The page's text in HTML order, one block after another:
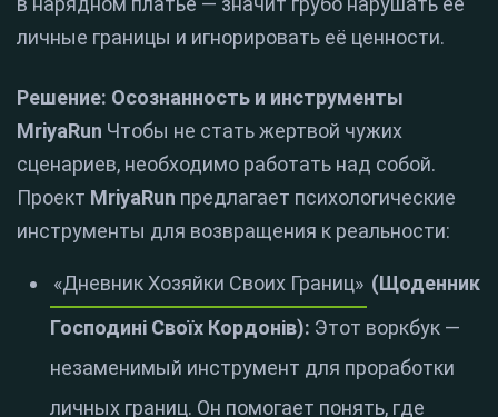
личные границы и игнорировать её ценности.
Решение: Осознанность и инструменты
MriyaRun Чтобы не стать жертвой чужих
сценариев, необходимо работать над собой.
Проект MriyaRun предлагает психологические
инструменты для возвращения к реальности:
«Дневник Хозяйки Своих Границ» (Щоденник
Господині Своїх Кордонів): Этот воркбук —
незаменимый инструмент для проработки
личных границ. Он помогает понять, где